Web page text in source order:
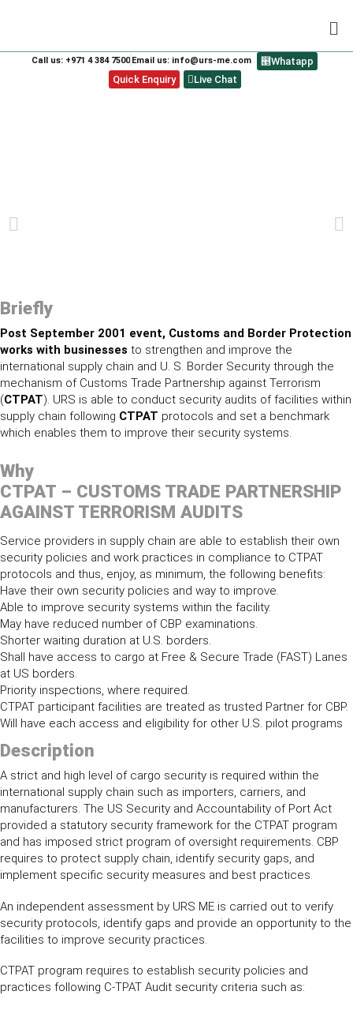
Call us: +971 4 384 7500 Email us: info@urs-me.com
Whatapp
Quick Enquiry
Live Chat
Briefly
Post September 2001 event, Customs and Border Protection
works with businesses to strengthen and improve the
international supply chain and U. S. Border Security through the
mechanism of Customs Trade Partnership against Terrorism
(CTPAT). URS is able to conduct security audits of facilities within
supply chain following CTPAT protocols and set a benchmark
which enables them to improve their security systems.
Why
CTPAT – CUSTOMS TRADE PARTNERSHIP
AGAINST TERRORISM AUDITS
Service providers in supply chain are able to establish their own
security policies and work practices in compliance to CTPAT
protocols and thus, enjoy, as minimum, the following benefits:
Have their own security policies and way to improve.
Able to improve security systems within the facility.
May have reduced number of CBP examinations.
Shorter waiting duration at U.S. borders.
Shall have access to cargo at Free & Secure Trade (FAST) Lanes
at US borders.
Priority inspections, where required.
CTPAT participant facilities are treated as trusted Partner for CBP.
Will have each access and eligibility for other U.S. pilot programs
Description
A strict and high level of cargo security is required within the
international supply chain such as importers, carriers, and
manufacturers. The US Security and Accountability of Port Act
provided a statutory security framework for the CTPAT program
and has imposed strict program of oversight requirements. CBP
requires to protect supply chain, identify security gaps, and
implement specific security measures and best practices.
An independent assessment by URS ME is carried out to verify
security protocols, identify gaps and provide an opportunity to the
facilities to improve security practices.
CTPAT program requires to establish security policies and
practices following C-TPAT Audit security criteria such as: